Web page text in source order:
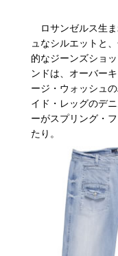
ロサンゼルス生
ュなシルエットと
的なジーンズショ
ンドは、オーバー
ージ・ウォッシュ
イド・レッグのデ
ーがスプリング・
たり。